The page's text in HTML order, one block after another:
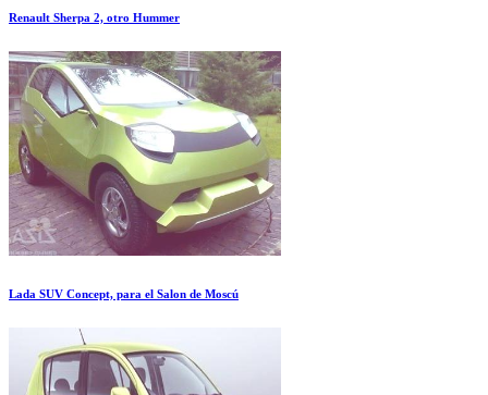
Renault Sherpa 2, otro Hummer
Lada SUV Concept, para el Salon de Moscú